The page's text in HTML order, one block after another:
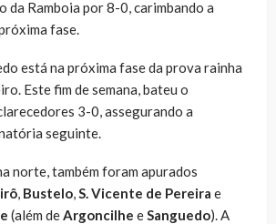
da Ramboia por 8-0, carimbando a
fase.
está na próxima fase da prova rainha
Este fim de semana, bateu o
3-0, assegurando a
seguinte.
norte, também foram apurados
, Bustelo,S. Vicente de Pereira e
(além deArgoncilhe eSanguedo). A